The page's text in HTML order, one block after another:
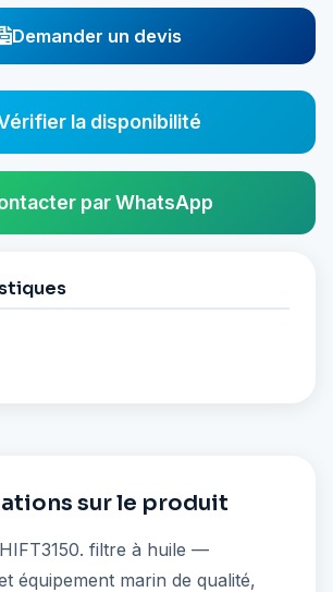
Demander un devis
la disponibilité
par WhatsApp
sur le produit
filtre à huile —
équipement marin de qualité,